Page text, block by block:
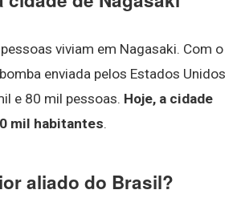
viviam em Nagasaki. Com o
enviada pelos Estados Unidos
e 80 mil pessoas. Hoje, a cidade
mil habitantes.
aliado do Brasil?